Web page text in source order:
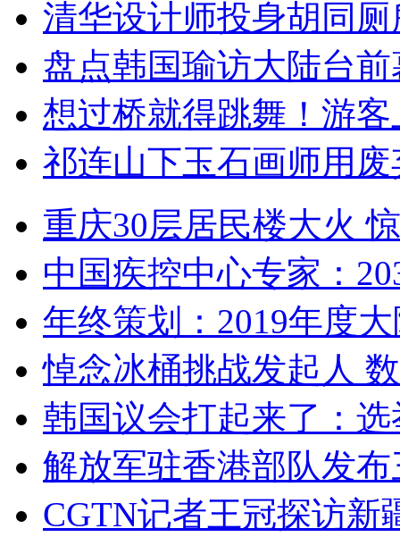
清华设计师投身胡同
盘点韩国瑜访大陆台
想过桥就得跳舞！游客
祁连山下玉石画师用
重庆30层居民楼大火
中国疾控中心专家：
年终策划：2019年度
悼念冰桶挑战发起人
韩国议会打起来了：
解放军驻香港部队发
CGTN记者王冠探访新